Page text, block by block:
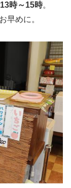
時～15時。
早めに。